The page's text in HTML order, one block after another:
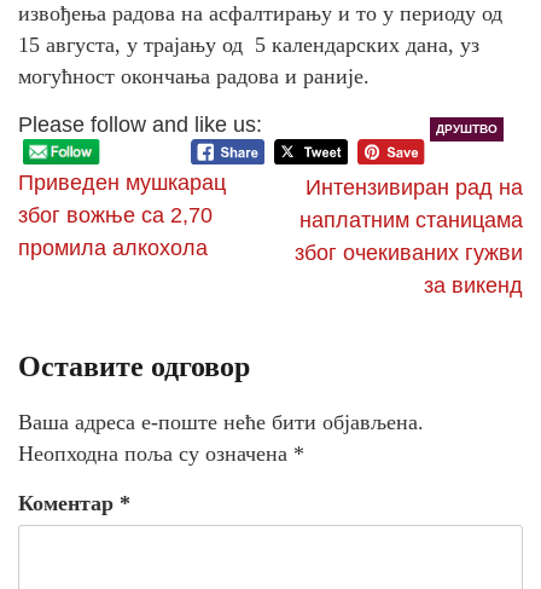
извођења радова на асфалтирању и то у периоду од
15 августа, у трајању од 5 календарских дана, уз
могућност окончања радова и раније.
Please follow and like us:
ДРУШТВО
Приведен мушкарац
због вожње са 2,70
промила алкохола
Интензивиран рад на
наплатним станицама
због очекиваних гужви
за викенд
Оставите одговор
Ваша адреса е-поште неће бити објављена.
Неопходна поља су означена *
Коментар *